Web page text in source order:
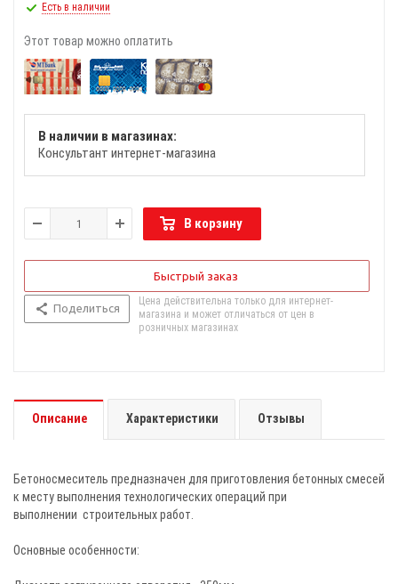
Есть в наличии
Этот товар можно оплатить
В наличии в магазинах:
Консультант интернет-магазина
В корзину
Быстрый заказ
Поделиться
Цена действительна только для интернет-
магазина и может отличаться от цен в
розничных магазинах
Описание Характеристики Отзывы
Бетоносмеситель предназначен для приготовления бетонных смесей
к месту выполнения технологических операций при
выполнении строительных работ.
Основные особенности: